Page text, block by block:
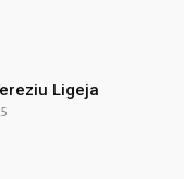
Ligeja